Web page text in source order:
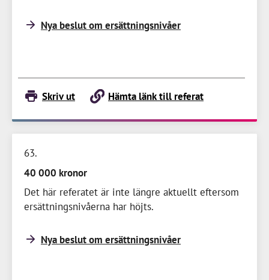
Nya beslut om ersättningsnivåer
Skriv ut Hämta länk till referat
63
40 000 kronor
Det här referatet är inte längre aktuellt eftersom
ersättningsnivåerna har höjts.
Nya beslut om ersättningsnivåer